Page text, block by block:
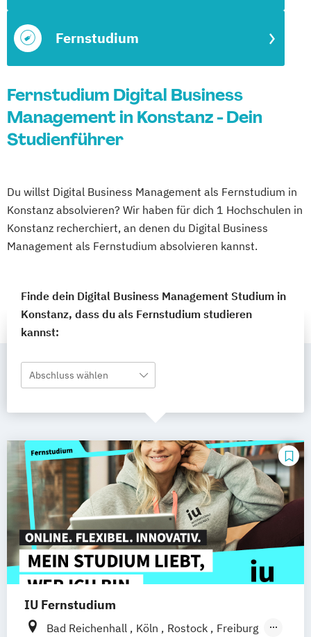
Fernstudium
Fernstudium Digital Business
Management in Konstanz - Dein
Studienführer
Du willst Digital Business Management als Fernstudium in
Konstanz absolvieren? Wir haben für dich 1 Hochschulen in
Konstanz recherchiert, an denen du Digital Business
Management als Fernstudium absolvieren kannst.
Finde dein Digital Business Management Studium in
Konstanz, dass du als Fernstudium studieren
kannst:
Abschluss wählen
IU Fernstudium
Bad Reichenhall Köln Rostock
Freiburg